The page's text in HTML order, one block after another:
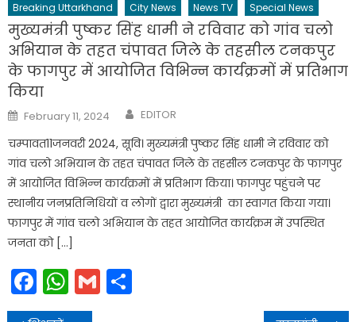
Breaking Uttarkhand City News News TV Special News
मुख्यमंत्री पुष्कर सिंह धामी ने रविवार को गांव चलो
अभियान के तहत चंपावत जिले के तहसील टनकपुर
के फागपुर में आयोजित विभिन्न कार्यक्रमों में प्रतिभाग
किया
Posted
on
February 11, 2024 Author
EDITOR
चम्पावत11जनवरी 2024, सूवि। मुख्यमंत्री पुष्कर सिंह धामी ने रविवार को
गांव चलो अभियान के तहत चंपावत जिले के तहसील टनकपुर के फागपुर
में आयोजित विभिन्न कार्यक्रमों में प्रतिभाग किया। फागपुर पहुंचने पर
स्थानीय जनप्रतिनिधियों व लोगों द्वारा मुख्यमंत्री का स्वागत किया गया।
फागपुर में गांव चलो अभियान के तहत आयोजित कार्यक्रम में उपस्थित
जनता को […]
Facebook
WhatsApp
Gmail